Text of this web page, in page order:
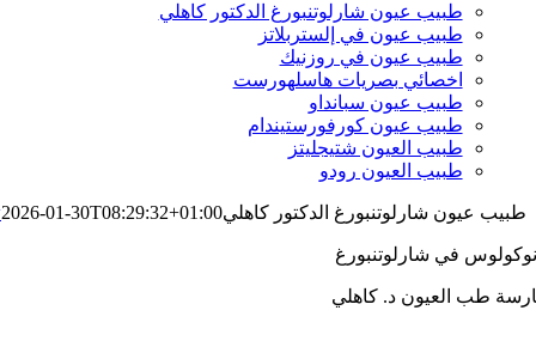
طبيب عيون شارلوتنبورغ الدكتور كاهلي
طبيب عيون في إلستربلاتز
طبيب عيون في روزنيك
اخصائي بصريات هاسلهورست
طبيب عيون سبانداو
طبيب عيون كورفورستيندام
طبيب العيون شتيجليتز
طبيب العيون رودو
طبيب عيون شارلوتنبورغ الدكتور كاهلي2026-01-30T08:29:32+01:00
في شارلوتنبورغ
طب العيون د. كاهلي